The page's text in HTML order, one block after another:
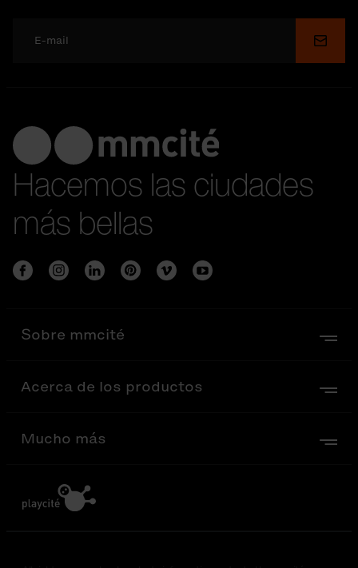
Enviar
Hacemos las ciudades
más bellas
Sobre mmcité
Acerca de los productos
Mucho más